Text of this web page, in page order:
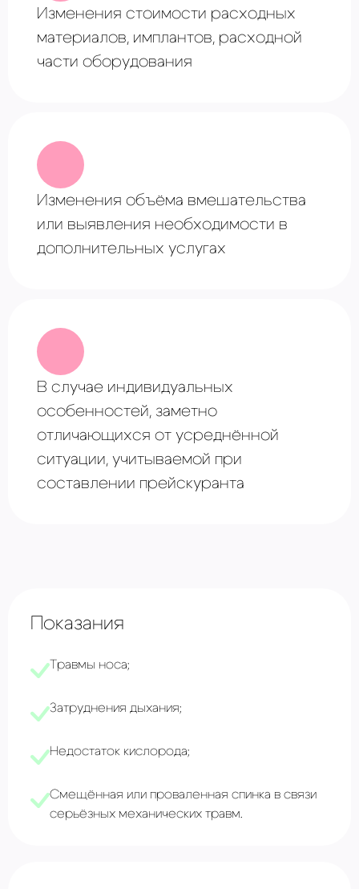
Изменения стоимости расходных
материалов, имплантов, расходной
части оборудования
Изменения объёма вмешательства
или выявления необходимости в
дополнительных услугах
В случае ⁠индивидуальных
особенностей, заметно
отличающихся от усреднённой
ситуации, учитываемой при
составлении прейскуранта
Показания
Травмы носа;
Затруднения дыхания;
Недостаток кислорода;
Смещённая или проваленная спинка в связи
серьёзных механических травм.